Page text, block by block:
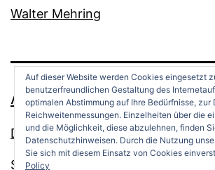
Walter Mehring
ANDREAS OPPERMANN
Datenschutz
Stolz präsentiert von
Auf dieser Website werden Cookies eingesetzt
benutzerfreundlichen Gestaltung des
optimalen Abstimmung auf Ihre Bedürfnisse, zur
Reichweitenmessungen. Einzelheiten über die
und die Möglichkeit, diese abzulehnen, finden
Datenschutzhinweisen. Durch die Nutzung
Sie sich mit diesem Einsatz von Cookies
Policy